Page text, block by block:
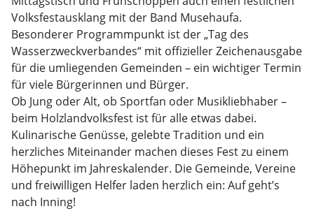
Volksfestausklang mit der Band Musehaufa.
Besonderer Programmpunkt ist der „Tag des
Wasserzweckverbandes“ mit offizieller Zeichenausgabe
für die umliegenden Gemeinden – ein wichtiger Termin
für viele Bürgerinnen und Bürger.
Ob Jung oder Alt, ob Sportfan oder Musikliebhaber –
beim Holzlandvolksfest ist für alle etwas dabei.
Kulinarische Genüsse, gelebte Tradition und ein
herzliches Miteinander machen dieses Fest zu einem
Höhepunkt im Jahreskalender. Die Gemeinde, Vereine
und freiwilligen Helfer laden herzlich ein: Auf geht’s
nach Inning!